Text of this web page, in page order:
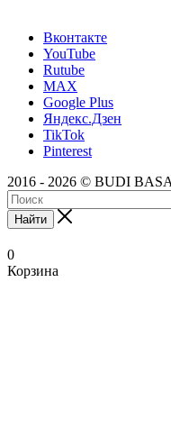
Вконтакте
YouTube
Rutube
MAX
Google Plus
Яндекс.Дзен
TikTok
Pinterest
2016 - 2026 © BUDI
Найти
0
Корзина